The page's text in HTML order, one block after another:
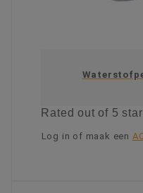
Ratedout of 5
Log in of maak een